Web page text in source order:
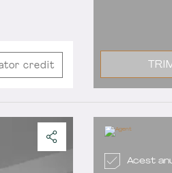
credit
Acest